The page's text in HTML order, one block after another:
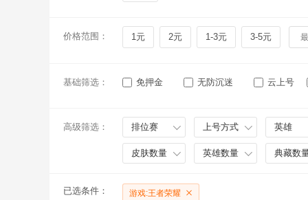
价格范围： 1元 2元 1-3元 3-5元
基础筛选： 免押金 无防沉迷 云上号
高级筛选： 排位赛 上号方式 英雄
皮肤数量 英雄数量 典藏数
已选条件： 游戏:王者荣耀